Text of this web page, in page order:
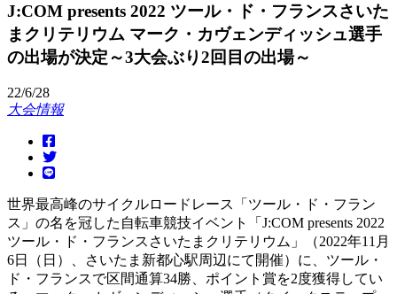
J:COM presents 2022 ツール・ド・フランスさいた
まクリテリウム マーク・カヴェンディッシュ選手
の出場が決定～3大会ぶり2回目の出場～
22/6/28
大会情報
世界最高峰のサイクルロードレース「ツール・ド・フラン
ス」の名を冠した自転車競技イベント「J:COM presents 2022
ツール・ド・フランスさいたまクリテリウム」（2022年11月
6日（日）、さいたま新都心駅周辺にて開催）に、ツール・
ド・フランスで区間通算34勝、ポイント賞を2度獲得してい